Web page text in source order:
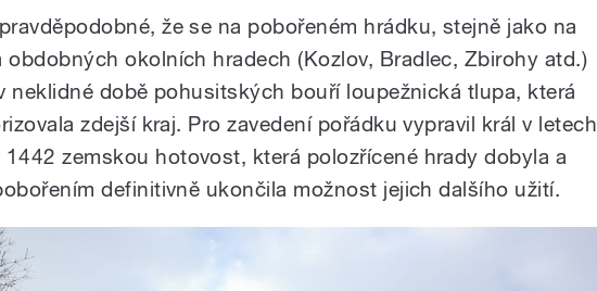
že se na pobořeném hrádku, stejně jako na
obdobných okolních hradech (Kozlov, Bradlec, Zbirohy atd.)
neklidné době pohusitských bouří loupežnická tlupa, která
zdejší kraj. Pro zavedení pořádku vypravil král v letech
1442 zemskou hotovost, která polozřícené hrady dobyla a
definitivně ukončila možnost jejich dalšího užití.